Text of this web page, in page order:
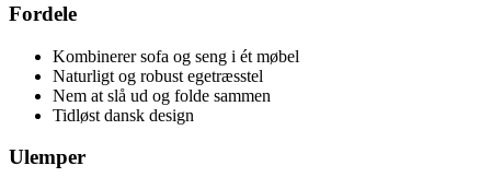
Fordele
Kombinerer sofa og seng i ét møbel
Naturligt og robust egetræsstel
Nem at slå ud og folde sammen
Tidløst dansk design
Ulemper